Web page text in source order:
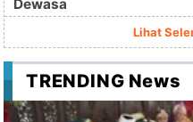
Dewasa
Lihat
TRENDING News